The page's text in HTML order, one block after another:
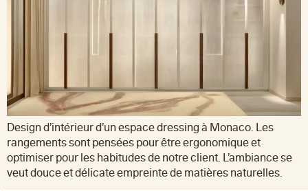
Design d’intérieur d’un espace dressing à Monaco. Les
rangements sont pensées pour être ergonomique et
optimiser pour les habitudes de notre client. L’ambiance se
veut douce et délicate empreinte de matières naturelles.